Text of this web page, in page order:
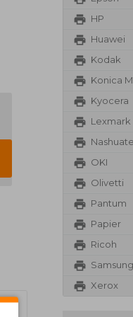
HP
Huawei
Kodak
Konica
Kyocera
Lexmark
OKI
Olivetti
Pantum
Papier
Ricoh
Samsung
Xerox